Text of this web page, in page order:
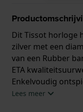
Dit Tissot horloge
zilver met een
van een Rubber
ETA
Enkelvoudig
Lees meer